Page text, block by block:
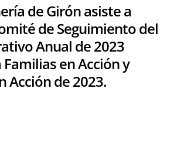
de Girón asiste a
de Seguimiento del
Anual de 2023
en Acción y
Acción de 2023.